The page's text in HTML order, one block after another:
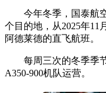
今年冬季，国泰航空
个目的地，从2025年11
阿德莱德的直飞航班。
每周三次的冬季季节
A350-900机队运营。